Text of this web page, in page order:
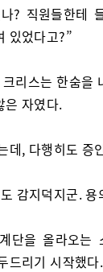
? 직원들한테
있었다고?”
리스는 한숨을
은 자였다.
데, 다행히도 증
감지덕지군.
단을 올라오는
드리기 시작했다.